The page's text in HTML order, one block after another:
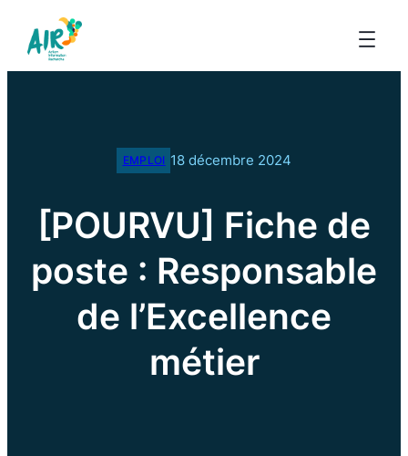
EMPLOI 18 décembre 2024
[POURVU] Fiche de
poste : Responsable
de l’Excellence
métier